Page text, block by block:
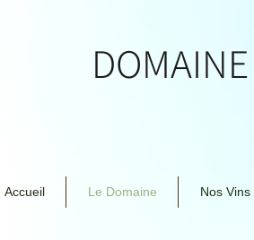
Accueil Le Domaine Nos Vins